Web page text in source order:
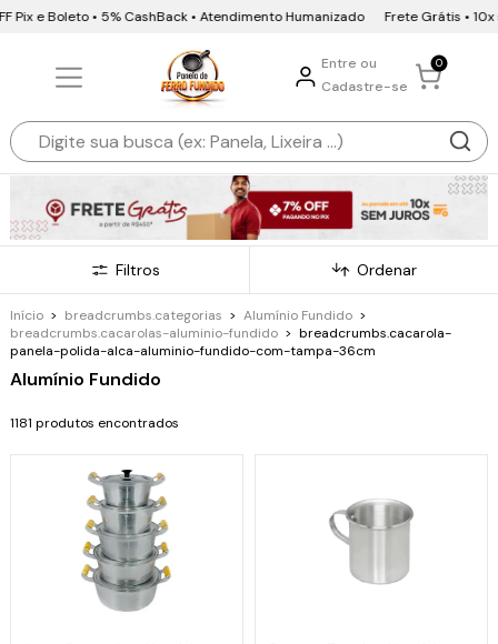
e Boleto • 5% CashBack • Atendimento Humanizado Frete Grátis • 10x sem
Entre ou
Cadastre-se
0
Filtros Ordenar
Início > breadcrumbs.categorias > Alumínio Fundido >
breadcrumbs.cacarolas-aluminio-fundido > breadcrumbs.cacarola-
panela-polida-alca-aluminio-fundido-com-tampa-36cm
Alumínio Fundido
1181 produtos encontrados